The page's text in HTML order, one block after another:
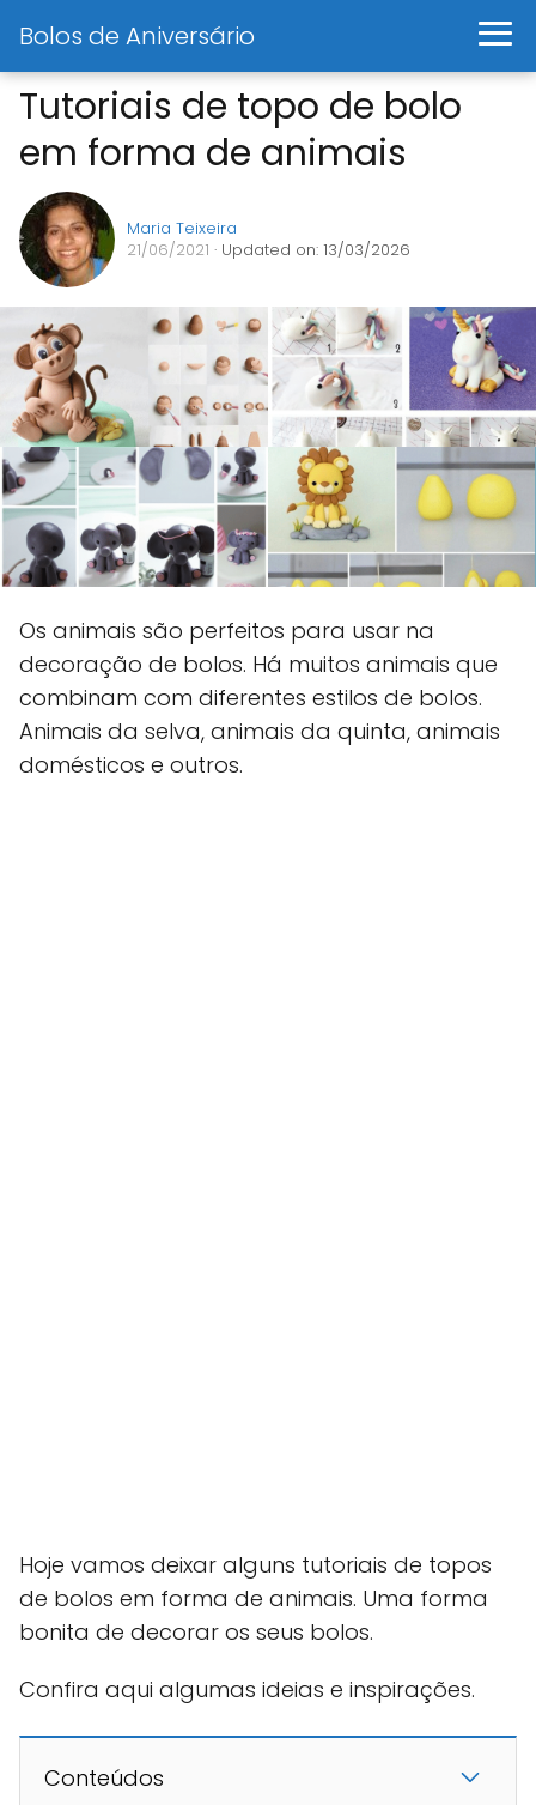
Bolos de Aniversário
Tutoriais de topo de bolo
em forma de animais
Maria Teixeira
21/06/2021 · Updated on: 13/03/2026
Os animais são perfeitos para usar na
decoração de bolos. Há muitos animais que
combinam com diferentes estilos de bolos.
Animais da selva, animais da quinta, animais
domésticos e outros.
Hoje vamos deixar alguns tutoriais de topos
de bolos em forma de animais. Uma forma
bonita de decorar os seus bolos.
Confira aqui algumas ideias e inspirações.
Conteúdos